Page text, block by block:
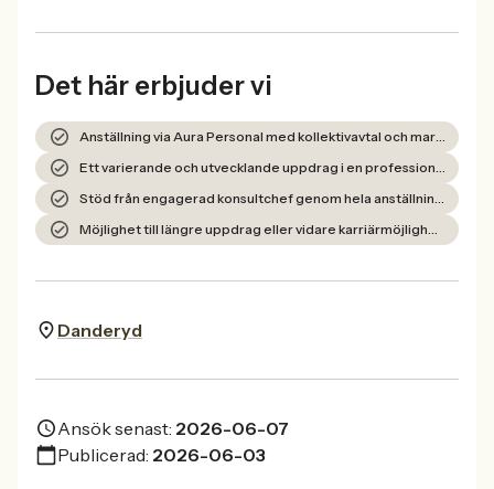
Det här erbjuder vi
Anställning via Aura Personal med kollektivavtal och marknadsmässig lön
Ett varierande och utvecklande uppdrag i en professionell miljö
Stöd från engagerad konsultchef genom hela anställningen
Möjlighet till längre uppdrag eller vidare karriärmöjligheter
Danderyd
Ansök senast: 2026-06-07
Publicerad: 2026-06-03